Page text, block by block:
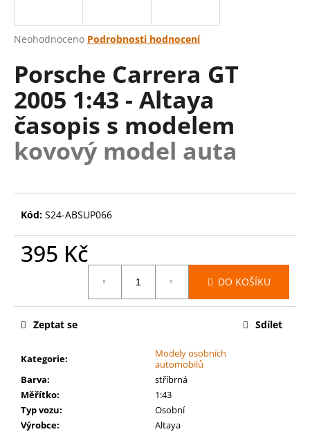
Průměrné
produktu
je
0,0
z
5
hvězdiček.
Neohodnoceno Podrobnosti hodnocení
Porsche Carrera GT
2005 1:43 - Altaya
časopis s modelem
kovový model auta
Kód: S24-ABSUP066
395 Kč
DO KOŠÍKU
Kategorie:
Modely osobních
automobilů
Barva:
stříbrná
Měřítko:
1:43
Typ vozu:
Osobní
Výrobce: Altaya
Zeptat se Sdílet
j
t
?
HLEDAT
D
o
p
o
č
u
e
m
e
WARHAMMER